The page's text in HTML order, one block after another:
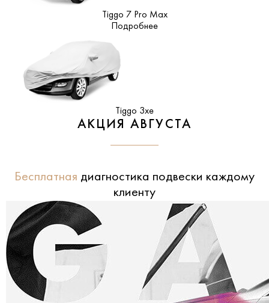
Tiggo 7 Pro Max
Подробнее
Tiggo 3xe
АКЦИЯ АВГУСТА
Бесплатная диагностика подвески каждому
клиенту